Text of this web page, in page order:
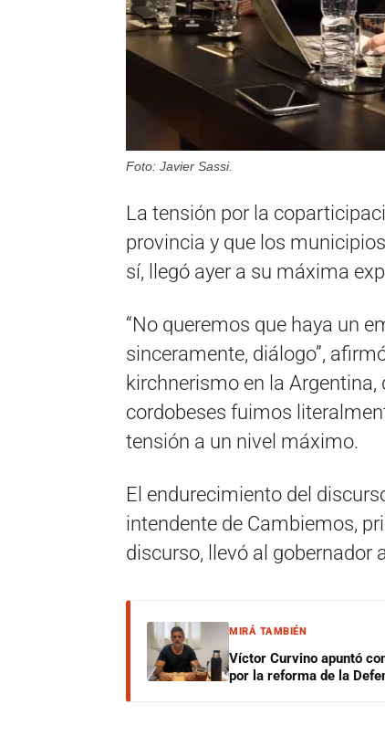
Foto: Javier Sassi.
La tensión por la
provincia y que los
sí, llegó ayer a su máxima
“No queremos que haya un
sinceramente, diálogo”,
kirchnerismo en la
cordobeses fuimos
tensión a un nivel máximo.
El endurecimiento del
intendente de Cambiemos,
discurso, llevó al gobernador
MIRÁ TAMBIÉN
Víctor Curvino apuntó
por la reforma de la